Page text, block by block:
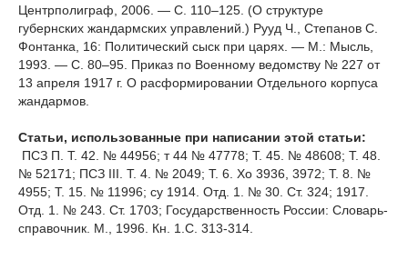
Центрполиграф, 2006. — С. 110–125. (О структуре
губернских жандармских управлений.) Рууд Ч., Степанов С.
Фонтанка, 16: Политический сыск при царях. — М.: Мысль,
1993. — С. 80–95. Приказ по Военному ведомству № 227 от
13 апреля 1917 г. О расформировании Отдельного корпуса
жандармов.
Статьи, использованные при написании этой статьи:
ПСЗ П. Т. 42. № 44956; т 44 № 47778; Т. 45. № 48608; Т. 48.
№ 52171; ПСЗ III. Т. 4. № 2049; Т. 6. Хо 3936, 3972; Т. 8. №
4955; Т. 15. № 11996; су 1914. Отд. 1. № 30. Ст. 324; 1917.
Отд. 1. № 243. Ст. 1703; Государственность России: Словарь-
справочник. М., 1996. Кн. 1.С. 313-314.